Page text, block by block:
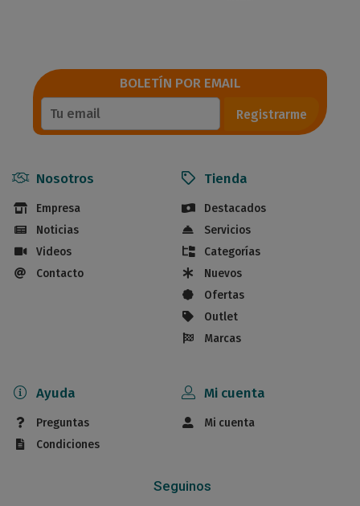
BOLETÍN POR EMAIL
Registrarme
Nosotros
Empresa
Noticias
Videos
Contacto
Tienda
Destacados
Servicios
Categorías
Nuevos
Ofertas
Outlet
Marcas
Ayuda
Preguntas
Condiciones
Mi cuenta
Mi cuenta
Seguinos